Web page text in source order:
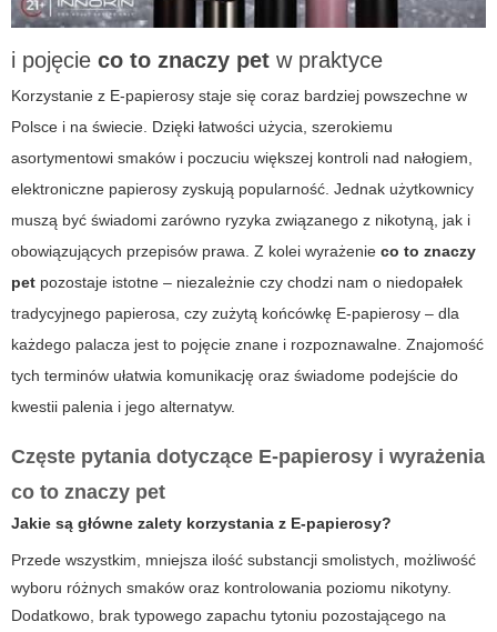
i pojęcie co to znaczy pet w praktyce
Korzystanie z E-papierosy staje się coraz bardziej powszechne w
Polsce i na świecie. Dzięki łatwości użycia, szerokiemu
asortymentowi smaków i poczuciu większej kontroli nad nałogiem,
elektroniczne papierosy zyskują popularność. Jednak użytkownicy
muszą być świadomi zarówno ryzyka związanego z nikotyną, jak i
obowiązujących przepisów prawa. Z kolei wyrażenie co to znaczy
pet pozostaje istotne – niezależnie czy chodzi nam o niedopałek
tradycyjnego papierosa, czy zużytą końcówkę E-papierosy – dla
każdego palacza jest to pojęcie znane i rozpoznawalne. Znajomość
tych terminów ułatwia komunikację oraz świadome podejście do
kwestii palenia i jego alternatyw.
Częste pytania dotyczące E-papierosy i wyrażenia
co to znaczy pet
Jakie są główne zalety korzystania z E-papierosy?
Przede wszystkim, mniejsza ilość substancji smolistych, możliwość
wyboru różnych smaków oraz kontrolowania poziomu nikotyny.
Dodatkowo, brak typowego zapachu tytoniu pozostającego na